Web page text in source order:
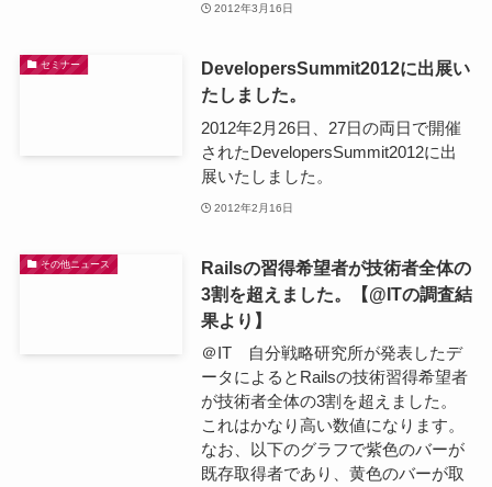
2012年3月16日
セミナー
DevelopersSummit2012に出展い
たしました。
2012年2月26日、27日の両日で開催
されたDevelopersSummit2012に出
展いたしました。
2012年2月16日
その他ニュース
Railsの習得希望者が技術者全体の
3割を超えました。【@ITの調査結
果より】
＠IT 自分戦略研究所が発表したデ
ータによるとRailsの技術習得希望者
が技術者全体の3割を超えました。
これはかなり高い数値になります。
なお、以下のグラフで紫色のバーが
既存取得者であり、黄色のバーが取